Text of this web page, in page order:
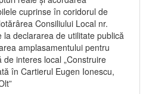
cuprinse în coridorul de
Consiliului Local nr.
declararea de utilitate publică
amplasamentului pentru
interes local „Construire
în Cartierul Eugen Ionescu,